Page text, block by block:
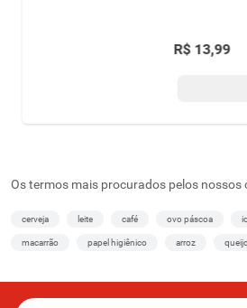
R$ 13,99
Os termos mais procurados pelos nossos
cerveja leite café ovo páscoa
macarrão papel higiênico arroz